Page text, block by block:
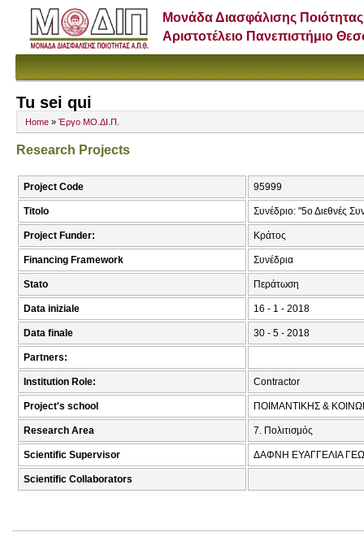
Μονάδα Διασφάλισης Ποιότητας
Αριστοτέλειο Πανεπιστήμιο
Tu sei qui
Home » Έργο ΜΟ.ΔΙ.Π.
Research Projects
Project Code 95999
Titolo Συνέδριο: "5ο Διεθνές
Project Funder: Κράτος
Financing Framework Συνέδρια
Stato Περάτωση
Data iniziale 16 - 1 - 2018
Data finale 30 - 5 - 2018
Partners:
Institution Role: Contractor
Project's school ΠΟΙΜΑΝΤΙΚΗΣ &
Research Area 7. Πολιτισμός
Scientific Supervisor ΔΑΦΝΗ ΕΥΑΓΓΕΛΙΑ
Scientific Collaborators